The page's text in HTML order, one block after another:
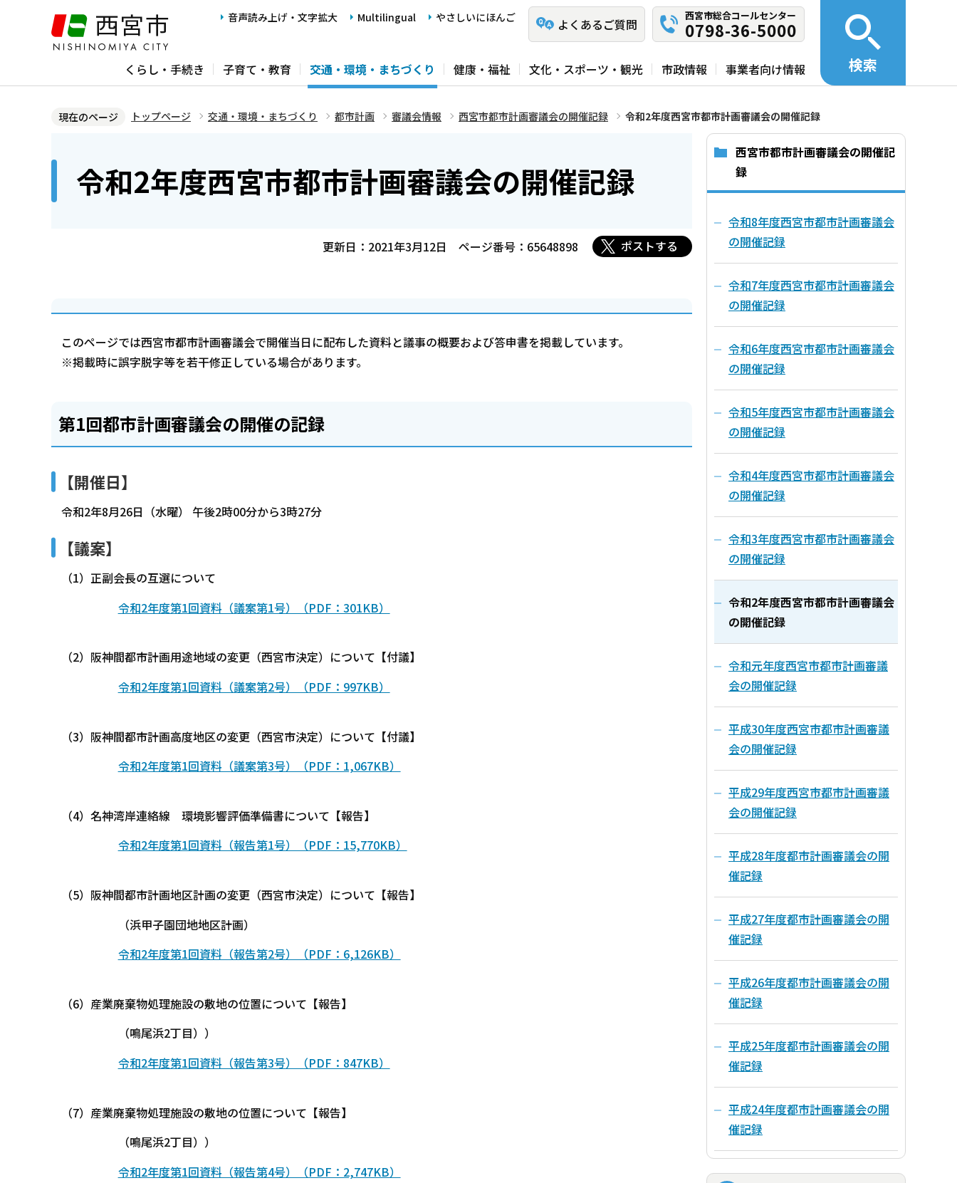
ジ
音声読み上げ・文字拡大 Multilingual やさしいにほんご よくあるご質問
西宮市総合コールセンター
0798-36-5000
くらし・手続き 子育て・教育 交通・環境・まちづくり 健康・福祉 文化・スポーツ・観光 市政情報 事業者向け情報 検索
現在のページ トップページ 交通・環境・まちづくり 都市計画 審議会情報 西宮市都市計画審議会の開催記録 令和2年度西宮市都市計画審議会の開催記録
令和2年度西宮市都市計画審議会の開催記録
更新日：2021年3月12日 ページ番号：65648898 ポストする
このページでは西宮市都市計画審議会で開催当日に配布した資料と議事の概要および答申書を掲載しています。
※掲載時に誤字脱字等を若干修正している場合があります。
第1回都市計画審議会の開催の記録
【開催日】
令和2年8月26日（水曜） 午後2時00分から3時27分
【議案】
（1）正副会長の互選について
令和2年度第1回資料（議案第1号）（PDF：301KB）
（2）阪神間都市計画用途地域の変更（西宮市決定）について【付議】
令和2年度第1回資料（議案第2号）（PDF：997KB）
（3）阪神間都市計画高度地区の変更（西宮市決定）について【付議】
令和2年度第1回資料（議案第3号）（PDF：1,067KB）
（4）名神湾岸連絡線 環境影響評価準備書について【報告】
令和2年度第1回資料（報告第1号）（PDF：15,770KB）
（5）阪神間都市計画地区計画の変更（西宮市決定）について【報告】
（浜甲子園団地地区計画）
令和2年度第1回資料（報告第2号）（PDF：6,126KB）
（6）産業廃棄物処理施設の敷地の位置について【報告】
（鳴尾浜2丁目））
令和2年度第1回資料（報告第3号）（PDF：847KB）
（7）産業廃棄物処理施設の敷地の位置について【報告】
（鳴尾浜2丁目））
令和2年度第1回資料（報告第4号）（PDF：2,747KB）
西宮市都市計画審議会の開催記
録
令和8年度西宮市都市計画審議会
の開催記録
令和7年度西宮市都市計画審議会
の開催記録
令和6年度西宮市都市計画審議会
の開催記録
令和5年度西宮市都市計画審議会
の開催記録
令和4年度西宮市都市計画審議会
の開催記録
令和3年度西宮市都市計画審議会
の開催記録
令和2年度西宮市都市計画審議会
の開催記録
令和元年度西宮市都市計画審議
会の開催記録
平成30年度西宮市都市計画審議
会の開催記録
平成29年度西宮市都市計画審議
会の開催記録
平成28年度都市計画審議会の開
催記録
平成27年度都市計画審議会の開
催記録
平成26年度都市計画審議会の開
催記録
平成25年度都市計画審議会の開
催記録
平成24年度都市計画審議会の開
催記録